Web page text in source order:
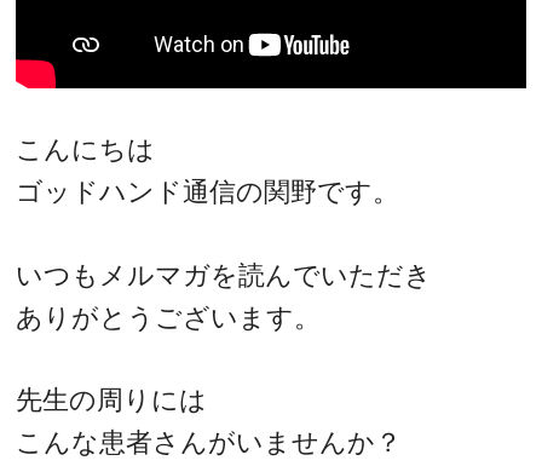
こんにちは
ゴッドハンド通信の関野です。
いつもメルマガを読んでいただき
ありがとうございます。
先生の周りには
こんな患者さんがいませんか？